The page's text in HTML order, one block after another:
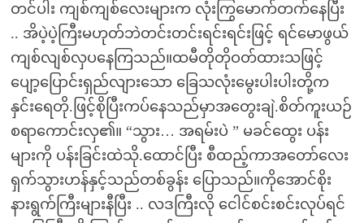
တင်ပါး ကျစ်ကျစ်လေးများက လုံးကြွမောက်တက်နေပြီး
.. အိပဲ့ပဲ့ကြီးမဟုတ်ဘဲတင်းတင်းရင်းရင်းဖြင့် ရင်မောဖွယ်
ကျစ်လျစ်လှပနေကြသည်။ထမီတိုတိုဝတ်ထားသဖြင့်
ပျော့ပြောင်းရှည်လျားသော ခြေသလုံးမွေးပါးပါးတို့က
နှင်းရေတို.ဖြင့်စိုပြီးကပ်နေသည်မှာအတွေးချဲ.စိတ်ကူးယဉ်
စရာကောင်းလှ၏။ “သွား… အရမ်းပဲ ” မခင်ထွေး ပန်း
များကို ပန်းခြင်းထဲသို.ထောင်ပြီး စီထည့်ကာအတော်လေး
ရှက်သွားဟန်နှင့်သည်တစ်ခွန်း ပြောသည်။ကိုအောင်စိုး
နားရွက်ကြီးများနီပြီး .. လဒကြီးလို ငေါင်စင်းစင်းလုပ်ရင်